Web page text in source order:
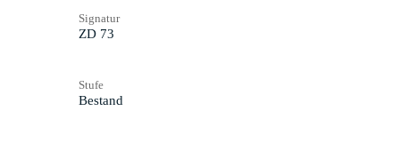
Signatur
ZD 73
Stufe
Bestand